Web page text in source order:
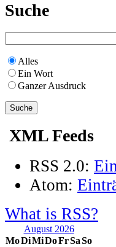
Suche
Alles
Ein Wort
Ganzer Ausdruck
XML Feeds
RSS 2.0:
Atom:
What is RSS?
August 2026
MoDiMiDoFrSaSo